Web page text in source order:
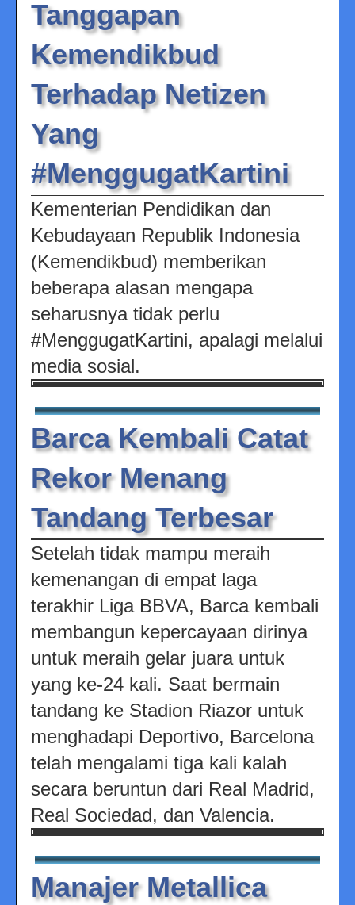
Tanggapan
Kemendikbud
Terhadap Netizen
Yang
#MenggugatKartini
Kementerian Pendidikan dan
Kebudayaan Republik Indonesia
(Kemendikbud) memberikan
beberapa alasan mengapa
seharusnya tidak perlu
#MenggugatKartini, apalagi melalui
media sosial.
Barca Kembali Catat
Rekor Menang
Tandang Terbesar
Setelah tidak mampu meraih
kemenangan di empat laga
terakhir Liga BBVA, Barca kembali
membangun kepercayaan dirinya
untuk meraih gelar juara untuk
yang ke-24 kali. Saat bermain
tandang ke Stadion Riazor untuk
menghadapi Deportivo, Barcelona
telah mengalami tiga kali kalah
secara beruntun dari Real Madrid,
Real Sociedad, dan Valencia.
Manajer Metallica